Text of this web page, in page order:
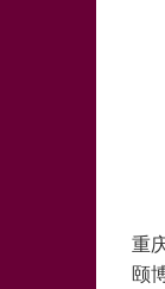
重
颐